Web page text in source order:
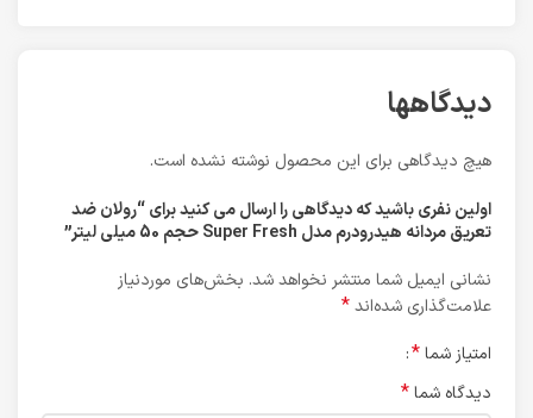
دیدگاهها
هیچ دیدگاهی برای این محصول نوشته نشده است.
اولین نفری باشید که دیدگاهی را ارسال می کنید برای “رولان ضد
تعریق مردانه هیدرودرم مدل Super Fresh حجم 50 میلی لیتر”
نشانی ایمیل شما منتشر نخواهد شد. بخش‌های موردنیاز
علامت‌گذاری شده‌اند*
امتیاز شما*
دیدگاه شما*